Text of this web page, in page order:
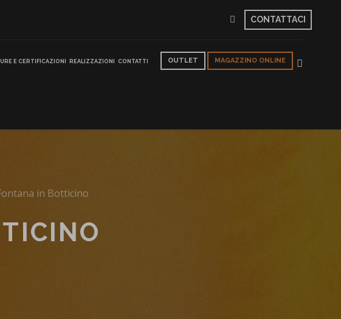
CONTATTACI
E CERTIFICAZIONI REALIZZAZIONI CONTATTI OUTLET MAGAZZINO ONLINE
in Botticino